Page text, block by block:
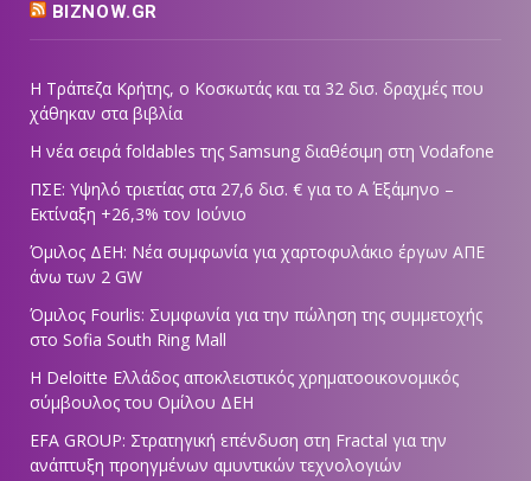
BIZNOW.GR
Η Τράπεζα Κρήτης, ο Κοσκωτάς και τα 32 δισ. δραχμές που
χάθηκαν στα βιβλία
Η νέα σειρά foldables της Samsung διαθέσιμη στη Vodafone
ΠΣΕ: Υψηλό τριετίας στα 27,6 δισ. € για το Α΄ Εξάμηνο –
Εκτίναξη +26,3% τον Ιούνιο
Όμιλος ΔΕΗ: Νέα συμφωνία για χαρτοφυλάκιο έργων ΑΠΕ
άνω των 2 GW
Όμιλος Fourlis: Συμφωνία για την πώληση της συμμετοχής
στο Sofia South Ring Mall
Η Deloitte Ελλάδος αποκλειστικός χρηματοοικονομικός
σύμβουλος του Ομίλου ΔΕΗ
EFA GROUP: Στρατηγική επένδυση στη Fractal για την
ανάπτυξη προηγμένων αμυντικών τεχνολογιών